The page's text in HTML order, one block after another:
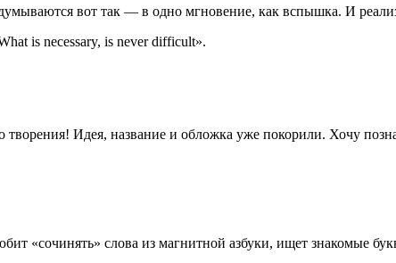
вот так — в одно мгновение, как вспышка. И
is necessary, is never difficult».
Идея, название и обложка уже покорили. Хочу
«сочинять» слова из магнитной азбуки, ищет знакомые